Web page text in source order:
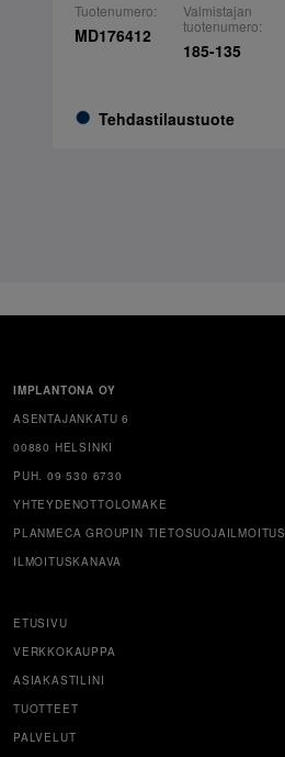
Tuotenumero:
MD176412
Tehdastilaustuote
Valmistajan
tuotenumero:
185-135
IMPLANTONA OY
ASENTAJANKATU 6
00880 HELSINKI
PUH. 09 530 6730
YHTEYDENOTTOLOMAKE
PLANMECA GROUPIN TIETOSUOJAILMOITUS
ILMOITUSKANAVA
ETUSIVU
VERKKOKAUPPA
ASIAKASTILINI
TUOTTEET
PALVELUT